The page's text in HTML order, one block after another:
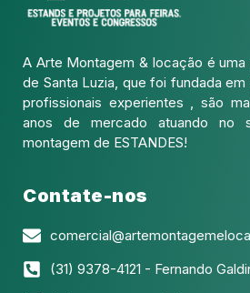
A Arte Montagem & locação é uma
de Santa Luzia, que foi fundada em
profissionais experientes , são
anos de mercado atuando no
montagem de ESTANDES!
Contate-nos
(31) 9378-4121 - Fernando